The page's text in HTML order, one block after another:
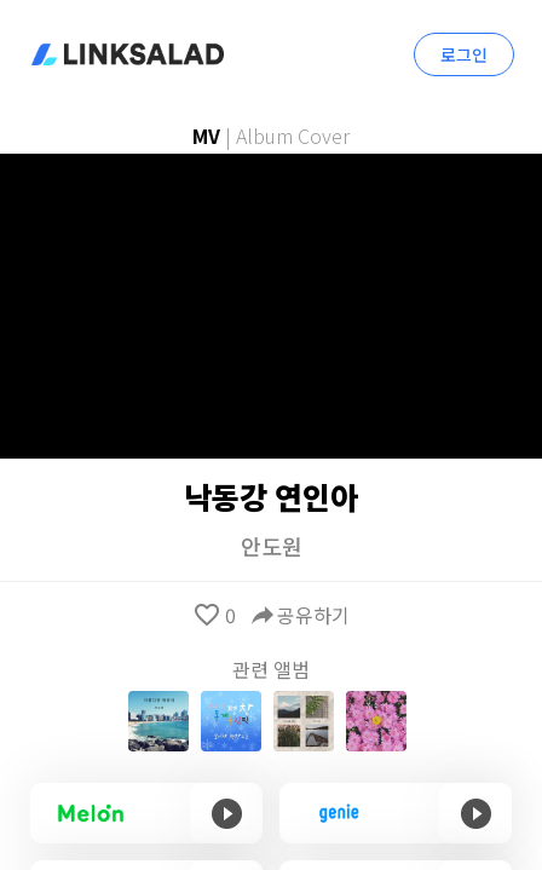
로그인
MV | Album Cover
낙동강 연인아
안도원
favorite_border 0 reply공유하기
관련 앨범